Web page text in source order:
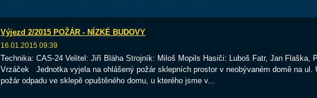
Výjezd 2/2015 POŽÁR - NÍZKÉ BUDOVY
16.01.2015 09:39
Technika: CAS-24 Velitel: Jiří Bláha Strojník: Miloš Mopils Hasiči: Luboš Fatr, Jan Flaška,
Vrzáček Jednotka vyjela na ohlášený požár sklepních prostor v neobývaném domě na ul.
požár odpadu ve sklepě opuštěného domu, u kterého jsme v...